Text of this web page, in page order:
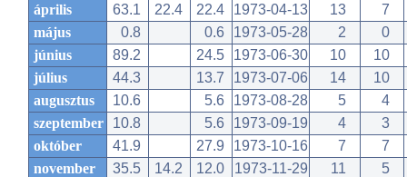
április
63.1 22.4 22.4 1973-04-13 13
7
május
0.8 0.6 1973-05-28 2
0
június
89.2 24.5 1973-06-30 10
10
július
44.3 13.7 1973-07-06 14
10
augusztus
10.6 5.6 1973-08-28 5
4
szeptember
10.8 5.6 1973-09-19 4
3
október
41.9 27.9 1973-10-16 7
7
november
35.5 14.2 12.0 1973-11-29 11
5